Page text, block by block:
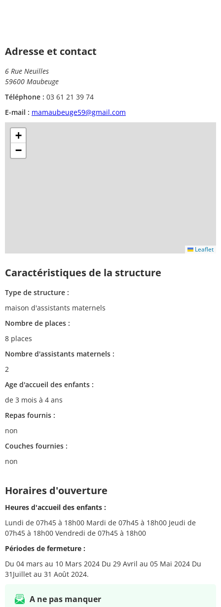
Adresse et contact
6 Rue Neuilles
59600 Maubeuge
Téléphone : 03 61 21 39 74
E-mail : mamaubeuge59@gmail.com
+
−
Leaflet
Caractéristiques de la structure
Type de structure :
maison d'assistants maternels
Nombre de places :
8 places
Nombre d'assistants maternels :
2
Age d'accueil des enfants :
de 3 mois à 4 ans
Repas fournis :
non
Couches fournies :
non
Horaires d'ouverture
Heures d'accueil des enfants :
Lundi de 07h45 à 18h00 Mardi de 07h45 à 18h00 Jeudi de
07h45 à 18h00 Vendredi de 07h45 à 18h00
Périodes de fermeture :
Du 04 mars au 10 Mars 2024 Du 29 Avril au 05 Mai 2024 Du
31Juillet au 31 Août 2024.
A ne pas manquer